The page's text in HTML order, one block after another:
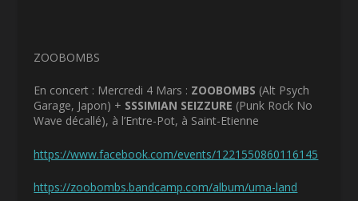
ZOOBOMBS
En concert : Mercredi 4 Mars : ZOOBOMBS (Alt Psych
Garage, Japon) + SSSIMIAN SEIZZURE (Punk Rock No
Wave décallé), à l’Entre-Pot, à Saint-Etienne
https://www.facebook.com/events/1221550860116145
https://zoobombs.bandcamp.com/album/uma-land